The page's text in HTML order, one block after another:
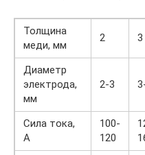
Толщина
меди, мм
2 3
Диаметр
электрода,
мм
2-3
Сила тока,
А
100-
120